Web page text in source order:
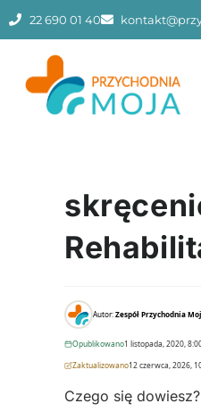
22 690 01 40
Autor:Zespół Przychodnia
Opublikowano1 listopada, 2020,
Zaktualizowano12 czerwca, 2026,
Czego się dowiesz?